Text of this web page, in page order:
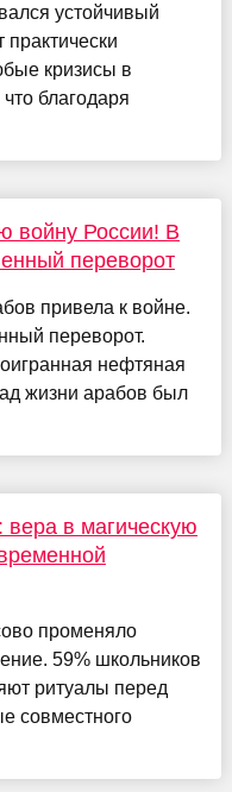
устойчивый
кризисы в
благодаря
войну России! В
переворот
привела к войне.
переворот.
нефтяная
жизни арабов был
вера в магическую
променяло
59% школьников
ритуалы перед
совместного